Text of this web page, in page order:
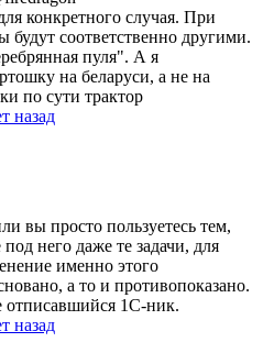
конкретного случая. При
соответственно другими.
пуля". А я
на беларуси, а не на
по сути трактор
назад
вы просто пользуетесь тем,
него даже те задачи, для
именно этого
а то и противопоказано.
отписавшийся 1С-ник.
назад